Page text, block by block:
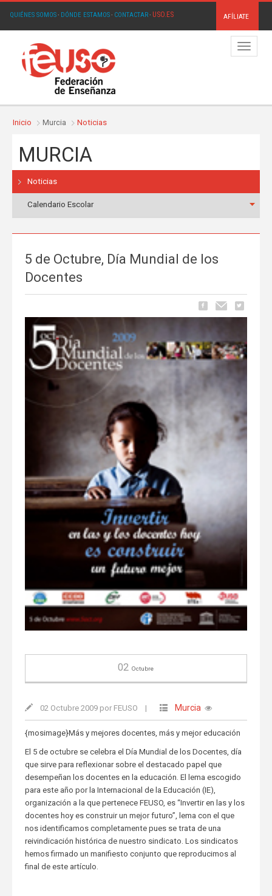
QUIÉNES SOMOS· DÓNDE ESTAMOS· CONTACTAR· USO.ES AFÍLIATE
Menú
Inicio Murcia Noticias
MURCIA
Noticias
Calendario Escolar
5 de Octubre, Día Mundial de los
Docentes
02 Octubre
02 Octubre 2009 por FEUSO | Murcia
{mosimage}Más y mejores docentes, más y mejor educación
El 5 de octubre se celebra el Día Mundial de los Docentes, día
que sirve para reflexionar sobre el destacado papel que
desempeñan los docentes en la educación. El lema escogido
para este año por la Internacional de la Educación (IE),
organización a la que pertenece FEUSO, es “Invertir en las y los
docentes hoy es construir un mejor futuro”, lema con el que
nos identificamos completamente pues se trata de una
reivindicación histórica de nuestro sindicato. Los sindicatos
hemos firmado un manifiesto conjunto que reproducimos al
final de este artículo.